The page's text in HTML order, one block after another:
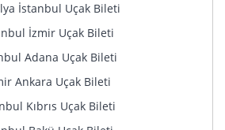
İstanbul Uçak Bileti
İzmir Uçak Bileti
Adana Uçak Bileti
Ankara Uçak Bileti
Kıbrıs Uçak Bileti